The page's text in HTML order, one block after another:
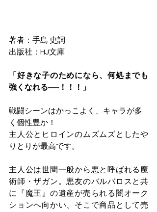
著者：手島 史詞
出版社：HJ文庫
「好きな子のためになら、何処までも
強くなれる──！！！」
戦闘シーンはかっこよく、キャラが多
く個性豊か！
主人公とヒロインのムズムズとしたや
りとりが最高です。
主人公は世間一般から悪と呼ばれる魔
術師・ザガン。悪友のバルバロスと共
に『魔王』の遺産が売られる闇オーク
ションへ向かい、そこで商品として売